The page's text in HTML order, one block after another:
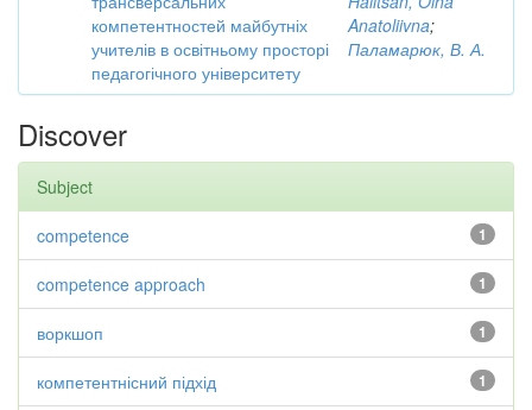
компетентностей майбутніх
учителів в освітньому просторі
педагогічного університету
Anatoliivna;
Паламарюк, В. А.
Discover
Subject
1
competence
1
competence approach
1
воркшоп
1
компетентнісний підхід